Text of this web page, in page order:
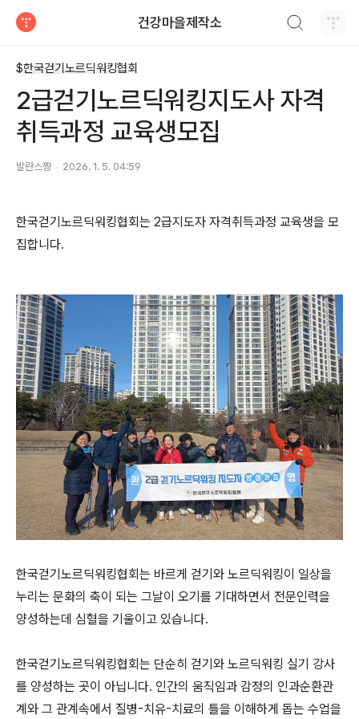
건강마을제작소
$한국걷기노르딕워킹협회
2급걷기노르딕워킹지도사 자격
취득과정 교육생모집
발란스짱 2026. 1. 5. 04:59
한국걷기노르딕워킹협회는 2급지도자 자격취득과정 교육생을 모
집합니다.
한국걷기노르딕워킹협회는 바르게 걷기와 노르딕워킹이 일상을
누리는 문화의 축이 되는 그날이 오기를 기대하면서 전문인력을
양성하는데 심혈을 기울이고 있습니다.
한국걷기노르딕워킹협회는 단순히 걷기와 노르딕워킹 실기 강사
를 양성하는 곳이 아닙니다. 인간의 움직임과 감정의 인과순환관
계와 그 관계속에서 질병-치유-치료의 틀을 이해하게 돕는 수업을